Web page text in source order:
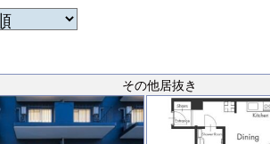
その他居抜き